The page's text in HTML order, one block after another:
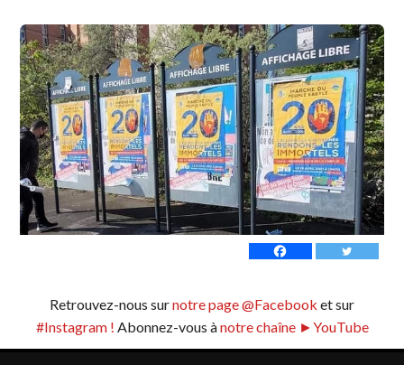
Retrouvez-nous surnotre page @Facebook et sur
#Instagram ! Abonnez-vous ànotre chaîne ►YouTube